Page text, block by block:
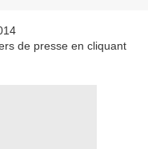
de presse en cliquant